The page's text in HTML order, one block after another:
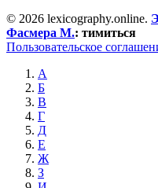
© 2026 lexicography.online.
Фасмера М.: тимиться
Пользовательское
А
Б
В
Г
Д
Е
Ж
З